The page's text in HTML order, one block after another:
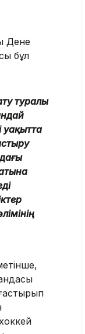
Дене
бұл
туралы
уақытта